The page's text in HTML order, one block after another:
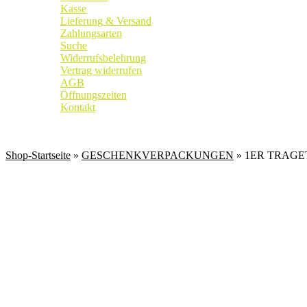
Kasse
Lieferung & Versand
Zahlungsarten
Suche
Widerrufsbelehrung
Vertrag widerrufen
AGB
Öffnungszeiten
Kontakt
Shop-Startseite » GESCHENKVERPACKUNGEN » 1ER